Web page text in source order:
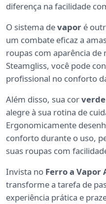
diferença na facilidade
O sistema devapor é
um combate eficaz a
roupas com aparência de
Steamgliss, você pode
profissional no conforto
Além disso, sua corverde
alegre à sua rotina de
Ergonomicamente
conforto durante o uso,
suas roupas com
Invista no Ferro a Vapor
transforme a tarefa de
experiência prática e